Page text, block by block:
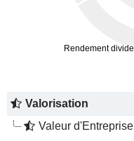
Valorisation
Valeur d'Entreprise